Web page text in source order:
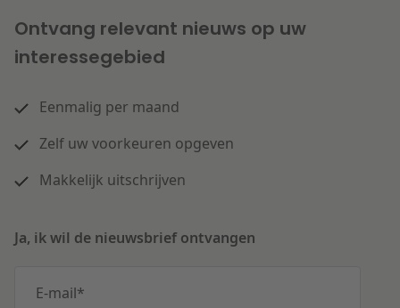
Ontvang relevant nieuws op uw
interessegebied
Eenmalig per maand
Zelf uw voorkeuren opgeven
Makkelijk uitschrijven
Ja, ik wil de nieuwsbrief ontvangen
E-mail*